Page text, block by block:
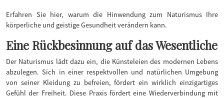
Erfahren Sie hier, warum die Hinwendung zum Naturismus Ihre
körperliche und geistige Gesundheit verändern kann.
Eine Rückbesinnung auf das Wesentliche
Der Naturismus lädt dazu ein, die Künsteleien des modernen Lebens
abzulegen. Sich in einer respektvollen und natürlichen Umgebung
von seiner Kleidung zu befreien, fördert ein wirklich einzigartiges
Gefühl der Freiheit. Diese Praxis fördert eine Wiederverbindung mit